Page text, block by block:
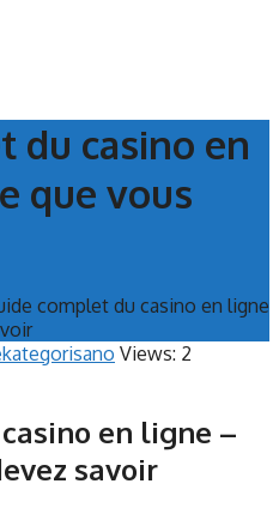
du casino en
que vous
complet du casino en ligne
Views: 2
en ligne –
savoir